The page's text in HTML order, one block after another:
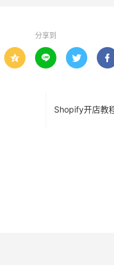
分享到
   
Shopify开店教